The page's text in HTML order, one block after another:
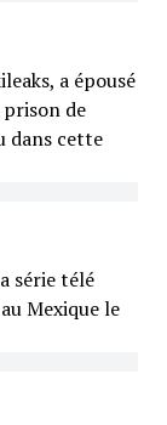
a épousé
de
dans cette
série télé
Mexique le